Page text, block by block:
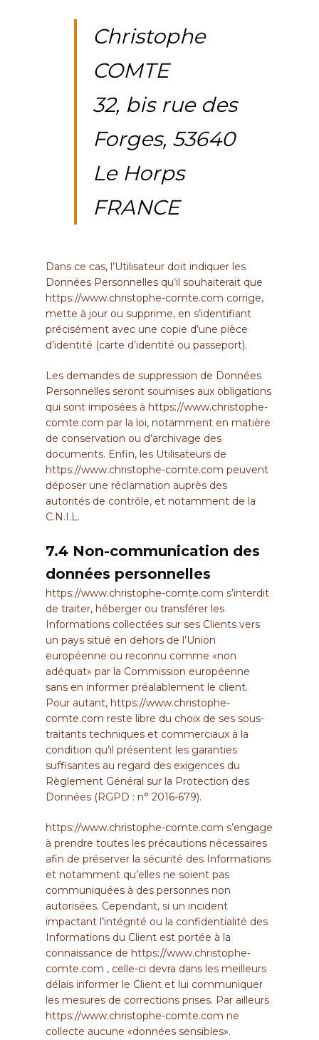
Christophe
COMTE
32, bis rue des
Forges, 53640
Le Horps
FRANCE
Dans ce cas, l’Utilisateur doit indiquer les
Données Personnelles qu’il souhaiterait que
https://www.christophe-comte.com corrige,
mette à jour ou supprime, en s’identifiant
précisément avec une copie d’une pièce
d’identité (carte d’identité ou passeport).
Les demandes de suppression de Données
Personnelles seront soumises aux obligations
qui sont imposées à https://www.christophe-
comte.com par la loi, notamment en matière
de conservation ou d’archivage des
documents. Enfin, les Utilisateurs de
https://www.christophe-comte.com peuvent
déposer une réclamation auprès des
autorités de contrôle, et notamment de la
C.N.I.L.
7.4 Non-communication des
données personnelles
https://www.christophe-comte.com s’interdit
de traiter, héberger ou transférer les
Informations collectées sur ses Clients vers
un pays situé en dehors de l’Union
européenne ou reconnu comme «non
adéquat» par la Commission européenne
sans en informer préalablement le client.
Pour autant, https://www.christophe-
comte.com reste libre du choix de ses sous-
traitants techniques et commerciaux à la
condition qu’il présentent les garanties
suffisantes au regard des exigences du
Règlement Général sur la Protection des
Données (RGPD : n° 2016-679).
https://www.christophe-comte.com s’engage
à prendre toutes les précautions nécessaires
afin de préserver la sécurité des Informations
et notamment qu’elles ne soient pas
communiquées à des personnes non
autorisées. Cependant, si un incident
impactant l’intégrité ou la confidentialité des
Informations du Client est portée à la
connaissance de https://www.christophe-
comte.com , celle-ci devra dans les meilleurs
délais informer le Client et lui communiquer
les mesures de corrections prises. Par ailleurs
https://www.christophe-comte.com ne
collecte aucune «données sensibles».